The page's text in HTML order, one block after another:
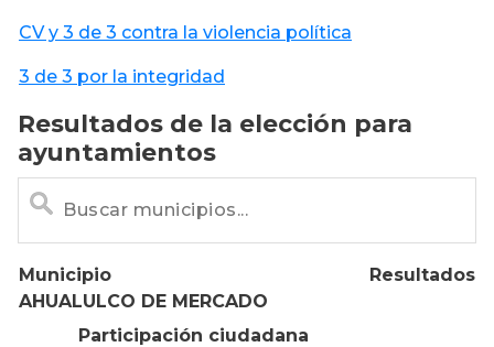
CV y 3 de 3 contra la violencia política
3 de 3 por la integridad
Resultados de la elección para
ayuntamientos
Municipio
Resultados
AHUALULCO DE MERCADO
Participación ciudadana